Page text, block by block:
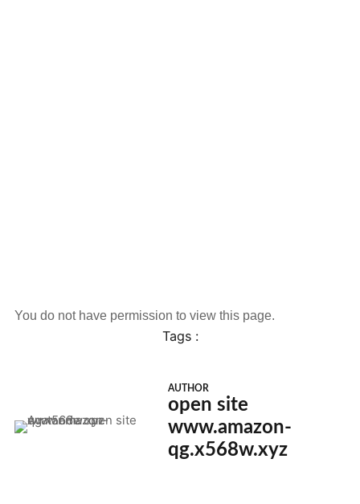
You do not have permission to view this page.
Tags :
AUTHOR
open site
www.amazon-
qg.x568w.xyz